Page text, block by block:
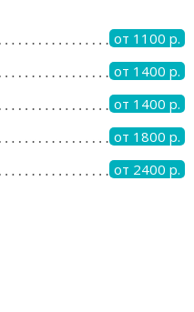
от 1100 р.
от 1400 р.
от 1400 р.
от 1800 р.
от 2400 р.